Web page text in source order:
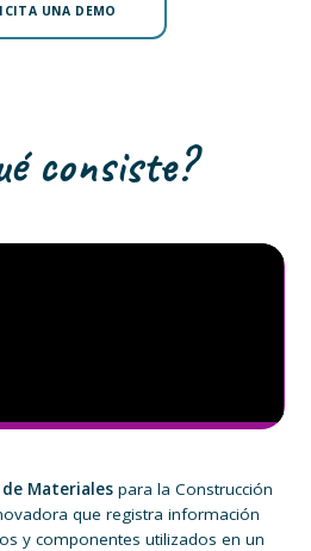
UNA DEMO
consiste?
Materiales para la Construcción
que registra información
y componentes utilizados en un